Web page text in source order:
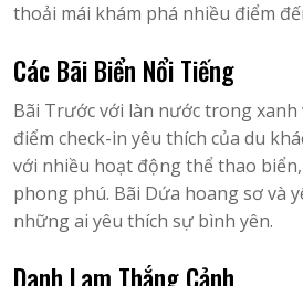
thoải mái khám phá nhiều điểm
Các Bãi Biển Nổi Tiếng
Bãi Trước với làn nước trong xanh
điểm check-in yêu thích của du
với nhiều hoạt động thể thao
phong phú. Bãi Dứa hoang sơ và
những ai yêu thích sự bình yên.
Danh Lam Thắng Cảnh